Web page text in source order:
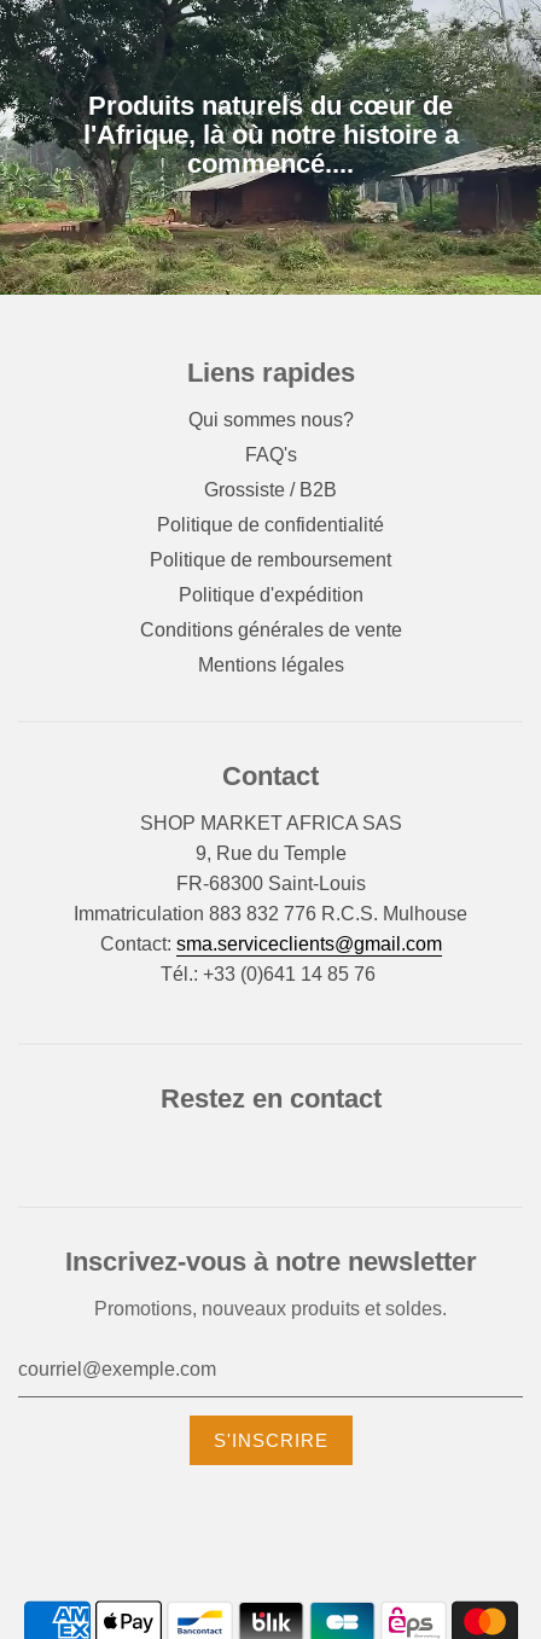
Produits naturels du cœur de
l'Afrique, là où notre histoire a
Liens rapides
Qui sommes nous?
FAQ's
Grossiste / B2B
Politique de confidentialité
Politique de remboursement
Politique d'expédition
Conditions générales de vente
Mentions légales
Contact
SHOP MARKET AFRICA SAS
9, Rue du Temple
FR-68300 Saint-Louis
Immatriculation 883 832 776 R.C.S. Mulhouse
Contact: sma.serviceclients@gmail.com
Tél.: +33 (0)641 14 85 76
Restez en contact
Inscrivez-vous à notre newsletter
Promotions, nouveaux produits et soldes.